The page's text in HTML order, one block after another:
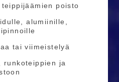
poisto
alumiinille,
tai viimeistelyä
runkoteippien ja